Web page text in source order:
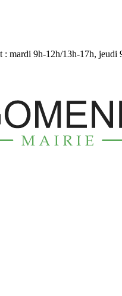
mardi 9h‑12h/13h‑17h, jeudi